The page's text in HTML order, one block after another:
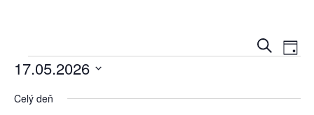
Vyhľadať
Deň
17.05.2026
dátum.
Celý deň